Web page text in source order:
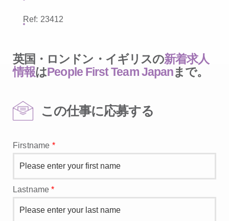
Ref: 23412
英国・ロンドン・イギリスの新着求人
情報はPeople First Team Japanまで。
この仕事に応募する
Firstname *
Lastname*